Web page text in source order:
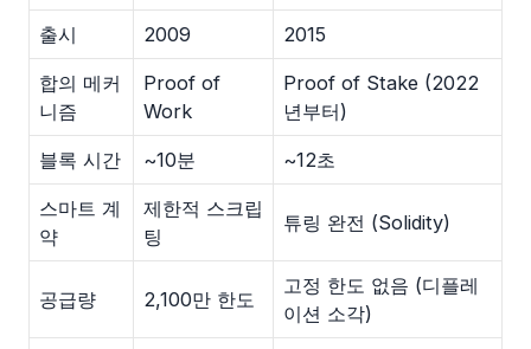
출시 2009 2015
합의 메커
니즘
Proof of
Work
Proof of Stake (2022
년부터)
블록 시간 ~10분 ~12초
스마트 계
약
제한적 스크립
팅
튜링 완전 (Solidity)
공급량 2,100만 한도
고정 한도 없음 (디플레
이션 소각)